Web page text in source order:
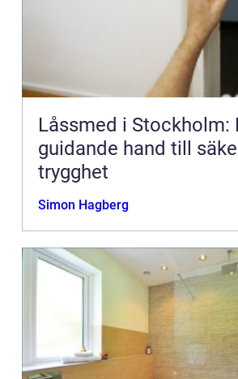
Låssmed i Stockholm:
guidande hand till
trygghet
Simon Hagberg